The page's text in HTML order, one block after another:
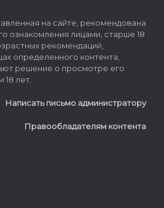
на сайте, рекомендована
ознакомления лицами, старше 18
рекомендаций,
определенного контента,
решение о просмотре его
18 лет.
Написать письмо администратору
Правообладателям контента